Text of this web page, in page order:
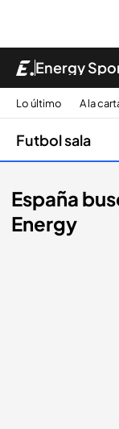
Energy
Lo último A la
Futbol sala
España
Energy